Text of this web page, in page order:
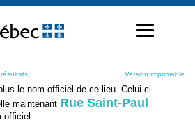
Version imprimable
le nom officiel de ce lieu. Celui-ci
maintenant Rue Saint-Paul
officiel